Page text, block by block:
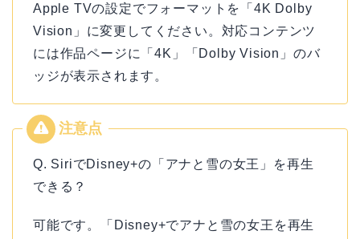
Apple TVの設定でフォーマットを「4K Dolby
Vision」に変更してください。対応コンテンツ
には作品ページに「4K」「Dolby Vision」のバ
ッジが表示されます。
Q. SiriでDisney+の「アナと雪の女王」を再生
できる？
可能です。「Disney+でアナと雪の女王を再生